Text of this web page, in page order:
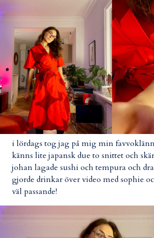
i lördags tog jag på mig min
känns lite japansk due to snittet och
johan lagade sushi och tempura och
gjorde drinkar över video med sophie
väl passande!